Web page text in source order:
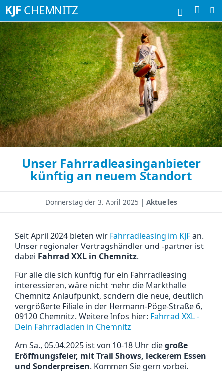
KJF CHEMNITZ Suchbegriffe
Unser Fahrradleasinganbieter
künftig an neuem Standort
Donnerstag der 3. April 2025 | Aktuelles
Seit April 2024 bieten wir Fahrradleasing im KJFan.
Unser regionaler Vertragshändler und -partner ist
dabei Fahrrad XXL in Chemnitz.
Für alle die sich künftig für ein Fahrradleasing
interessieren, wäre nicht mehr die Markthalle
Chemnitz Anlaufpunkt, sondern die neue, deutlich
vergrößerte Filiale in der Hermann-Pöge-Straße 6,
09120 Chemnitz. Weitere Infos hier: Fahrrad XXL -
Dein Fahrradladen in Chemnitz
Am Sa., 05.04.2025 ist von 10-18 Uhr diegroße
Eröffnungsfeier, mit Trail Shows, leckerem Essen
und Sonderpreisen. Kommen Sie gern vorbei.